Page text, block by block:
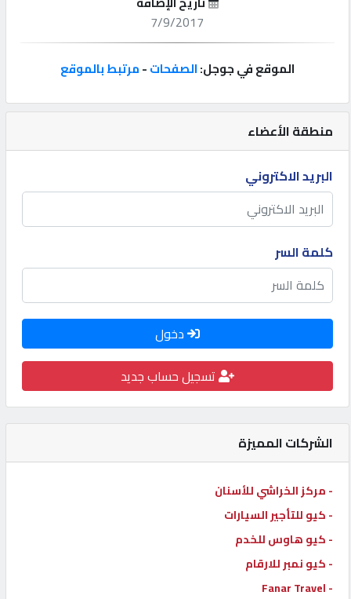
إتصل
إعلانات
المنتدى
كيو
مزاد
كيو
كيو
كارز
كيو
ماركت
الدليل
القطري
منطقة الأعضاء
البريد الاكتروني
كلمة السر
دخول
تسجيل حساب جديد
الشركات المميزة
- مركز الخراشي للأسنان
- كيو للتأجير السيارات
- كيو هاوس للخدم
- كيو نمبر للارقام
- Fanar Travel
7/9/2017
الموقع في جوجل:الصفحات-مرتبط بالموقع